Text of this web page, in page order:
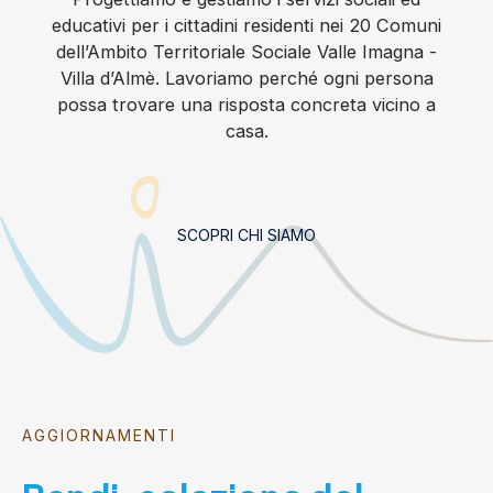
educativi per i cittadini residenti nei 20 Comuni
dell’Ambito Territoriale Sociale Valle Imagna -
Villa d’Almè. Lavoriamo perché ogni persona
possa trovare una risposta concreta vicino a
casa.
SCOPRI CHI SIAMO
AGGIORNAMENTI